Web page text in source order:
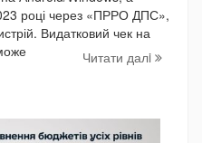
році через «ПРРО ДПС»,
Видатковий чек на
Читати далi